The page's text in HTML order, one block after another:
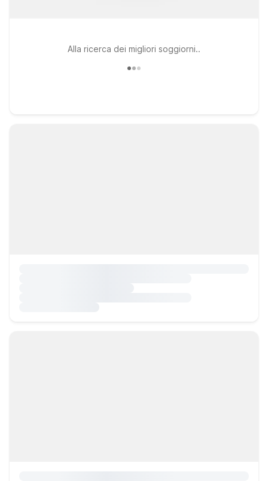
Alla ricerca dei migliori soggiorni..